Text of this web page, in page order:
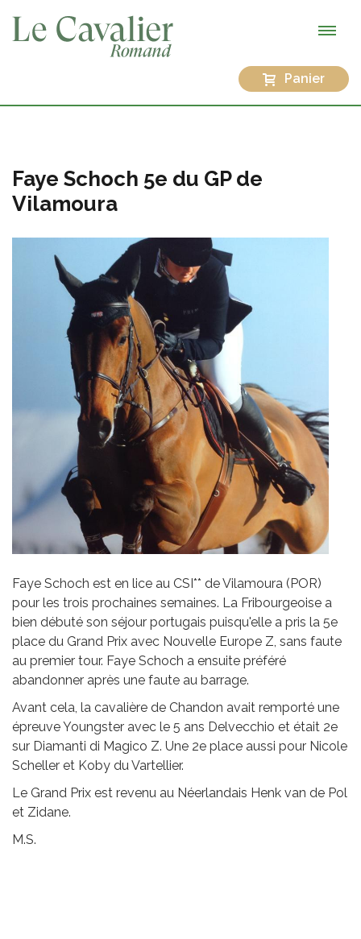
Panier
Faye Schoch 5e du GP de
Vilamoura
Faye Schoch est en lice au CSI** de Vilamoura (POR)
pour les trois prochaines semaines. La Fribourgeoise a
bien débuté son séjour portugais puisqu'elle a pris la 5e
place du Grand Prix avec Nouvelle Europe Z, sans faute
au premier tour. Faye Schoch a ensuite préféré
abandonner après une faute au barrage.
Avant cela, la cavalière de Chandon avait remporté une
épreuve Youngster avec le 5 ans Delvecchio et était 2e
sur Diamanti di Magico Z. Une 2e place aussi pour Nicole
Scheller et Koby du Vartellier.
Le Grand Prix est revenu au Néerlandais Henk van de Pol
et Zidane.
M.S.